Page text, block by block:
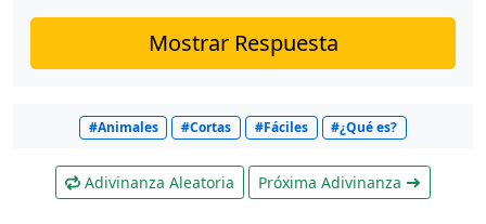
Mostrar Respuesta
#Animales #Cortas #Fáciles #¿Qué es?
Adivinanza Aleatoria Próxima Adivinanza